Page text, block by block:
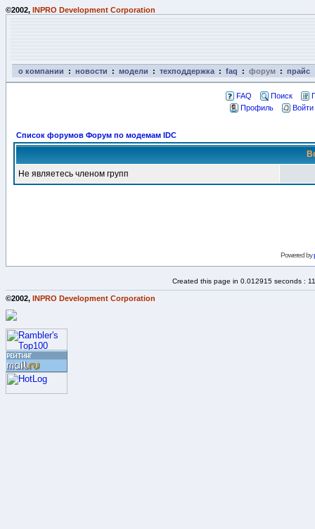
©2002, INPRO Development Corporation
о компании : новости : модели : техподдержка : faq : форум : прайс
FAQ Поиск
Профиль
Список форумов Форум по модемам IDC
Не являетесь членом групп
Powered by
Created this page in 0.012915 seconds :
©2002, INPRO Development Corporation